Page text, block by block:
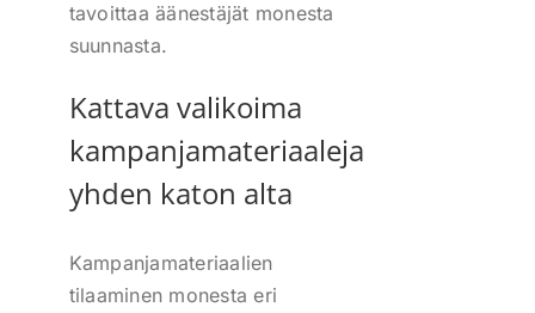
tavoittaa äänestäjät monesta
suunnasta.
Kattava valikoima
kampanjamateriaaleja
yhden katon alta
Kampanjamateriaalien
tilaaminen monesta eri